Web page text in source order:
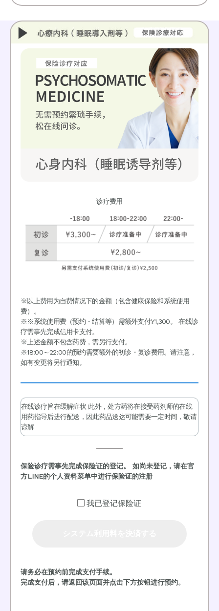
诊疗费用
※以上费用为自费情况下的金额（包含健康保险和系统使用
费）。
※※系统使用费（预约・结算等）需额外支付¥1,300。 在线诊
疗需事先完成信用卡支付。
※上述金额不包含药费，需另行支付。
※18:00～22:00的预约需要额外的初诊・复诊费用。请注意，
如有变更将另行通知。
在线诊疗旨在缓解症状 此外，处方药将在接受药剂师的在线
用药指导后进行配送，因此药品送达可能需要一定时间，敬请
谅解
保险诊疗需事先完成保险证的登记。 如尚未登记，请在官
方LINE的个人资料菜单中进行保险证的注册
我已登记保险证
请务必在预约前完成支付手续。
完成支付后，请返回该页面并点击下方按钮进行预约。